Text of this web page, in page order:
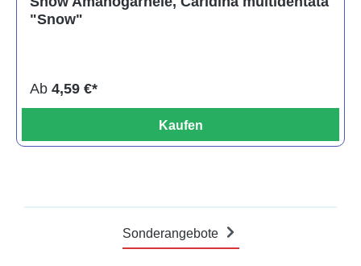
"Snow"
Ab 4,59 €*
Kaufen
Sonderangebote